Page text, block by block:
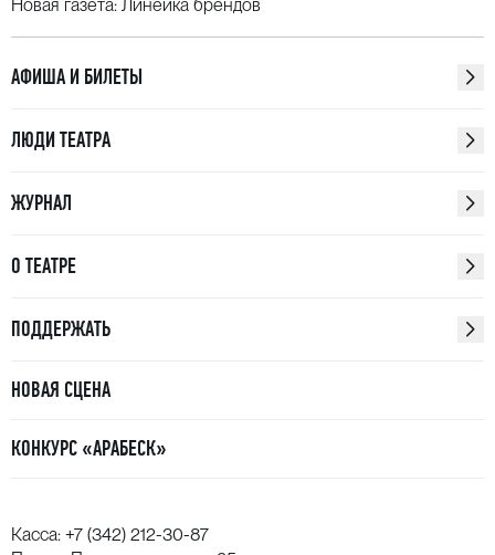
Новая газета: Линейка брендов
АФИША И БИЛЕТЫ
ЛЮДИ ТЕАТРА
ЖУРНАЛ
О ТЕАТРЕ
ПОДДЕРЖАТЬ
НОВАЯ СЦЕНА
КОНКУРС «АРАБЕСК»
Касса: +7 (342) 212-30-87